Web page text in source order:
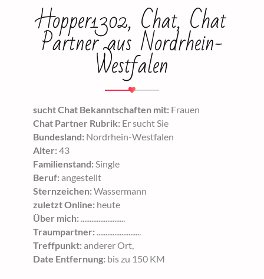
Hopper1302, Chat, Chat
Partner aus Nordrhein-
Westfalen
sucht Chat Bekanntschaften mit: Frauen
Chat Partner Rubrik: Er sucht Sie
Bundesland: Nordrhein-Westfalen
Alter: 43
Familienstand: Single
Beruf: angestellt
Sternzeichen: Wassermann
zuletzt Online: heute
Über mich: .........................
Traumpartner: .........................
Treffpunkt: anderer Ort,
Date Entfernung: bis zu 150 KM